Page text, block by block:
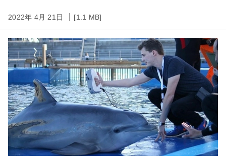
2022年 4月 21日 [1.1 MB]